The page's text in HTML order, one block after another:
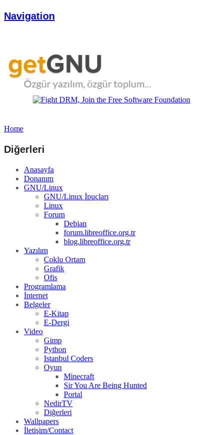
Navigation
Home
Diğerleri
Anasayfa
Donanım
GNU/Linux
GNU/Linux İpuçları
Linux
Forum
Debian
forum.libreoffice.org.tr
blog.libreoffice.org.tr
Yazılım
Çoklu Ortam
Grafik
Ofis
Programlama
İnternet
Belgeler
E-Kitap
E-Dergi
Video
Gimp
Python
Istanbul Coders
Oyun
Minecraft
Sir You Are Being Hunted
Portal
NedirTV
Diğerleri
Wallpapers
İletişim/Contact